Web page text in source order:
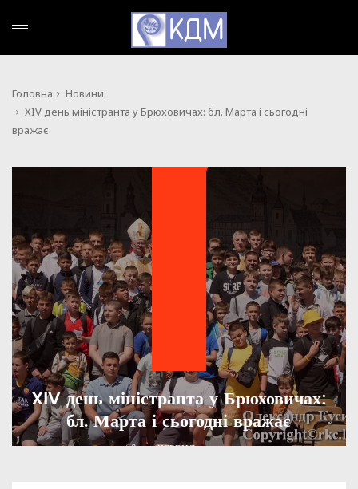
Головна
Новини
XIV день міністранта у Брюховичах: бл. Марта і сьогодні
вражає
XIV день міністранта у Брюховичах:
бл. Марта і сьогодні вражає
ADMIN 03 ЧЕРВНЯ, 2023 880